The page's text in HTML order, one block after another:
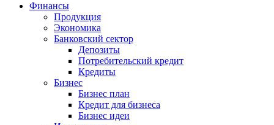
Финансы
Продукция
Экономика
Банковский сектор
Депозиты
Потребительский кредит
Кредиты
Бизнес
Бизнес план
Кредит для бизнеса
Бизнес идеи